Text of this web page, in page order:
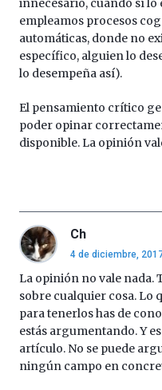
empleamos procesos
automáticas, donde no
específico, alguien lo
lo desempeña así).
El pensamiento crítico
poder opinar
disponible. La opinión
Ch
4 de diciembre,
La opinión no vale nada.
sobre cualquier cosa. Lo
para tenerlos has de
estás argumentando. Y
artículo. No se puede
ningún campo en